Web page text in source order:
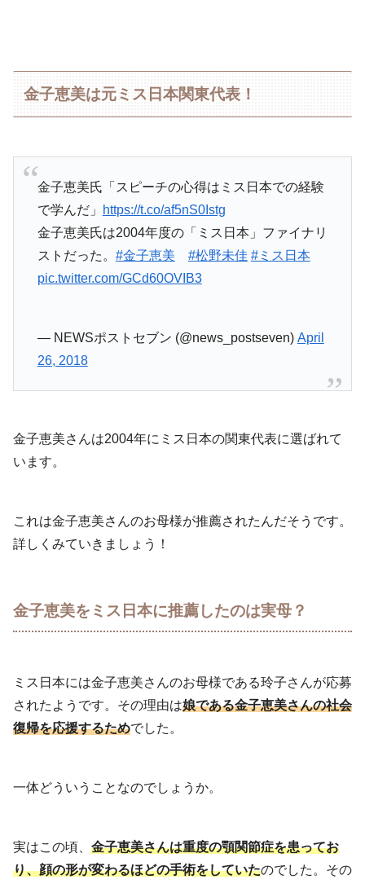
金子恵美は元ミス日本関東代表！
金子恵美氏「スピーチの心得はミス日本での経験
で学んだ」
https://t.co/af5nS0Istg
金子恵美氏は2004年度の「ミス日本」ファイナリ
ストだった。 #金子恵美 #松野未佳 #ミス日本
pic.twitter.com/GCd60OVIB3
— NEWSポストセブン (@news_postseven) April
26, 2018
金子恵美さんは2004年にミス日本の関東代表に選ばれて
います。
これは金子恵美さんのお母様が推薦されたんだそうです。
詳しくみていきましょう！
金子恵美をミス日本に推薦したのは実母？
ミス日本には金子恵美さんのお母様である玲子さんが応募
されたようです。その理由は娘である金子恵美さんの社会
復帰を応援するためでした。
一体どういうことなのでしょうか。
実はこの頃、 金子恵美さんは重度の顎関節症を患ってお
り、顔の形が変わるほどの手術をしていたのでした。その